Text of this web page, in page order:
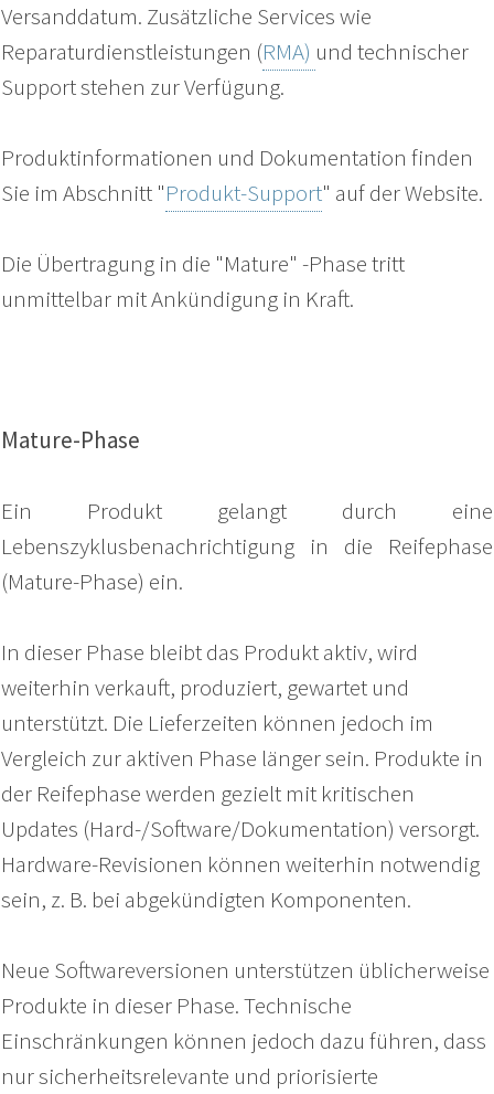
Versanddatum. Zusätzliche Services wie
Reparaturdienstleistungen (RMA) und technischer
Support stehen zur Verfügung.
Produktinformationen und Dokumentation finden
Sie im Abschnitt "Produkt-Support" auf der Website.
Die Übertragung in die "Mature" -Phasetritt
unmittelbar mit Ankündigung in Kraft.
Mature-Phase
Ein Produkt gelangt durch eine
Lebenszyklusbenachrichtigung in die Reifephase
(Mature-Phase) ein.
In dieser Phase bleibt das Produkt aktiv, wird
weiterhin verkauft, produziert, gewartet und
unterstützt. Die Lieferzeiten können jedoch im
Vergleich zur aktiven Phase länger sein. Produkte in
der Reifephase werden gezielt mit kritischen
Updates (Hard-/Software/Dokumentation) versorgt.
Hardware-Revisionen können weiterhin notwendig
sein, z. B. bei abgekündigten Komponenten.
Neue Softwareversionen unterstützen üblicherweise
Produkte in dieser Phase. Technische
Einschränkungen können jedoch dazu führen, dass
nur sicherheitsrelevante und priorisierte